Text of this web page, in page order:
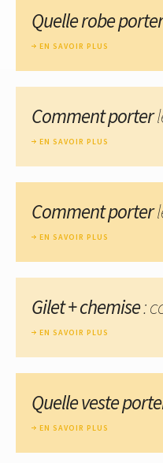
Quelle robe
EN SAVOIR PLUS
Comment porter
EN SAVOIR PLUS
Comment porter
EN SAVOIR PLUS
Gilet + chemise:
EN SAVOIR PLUS
Quelle veste
EN SAVOIR PLUS